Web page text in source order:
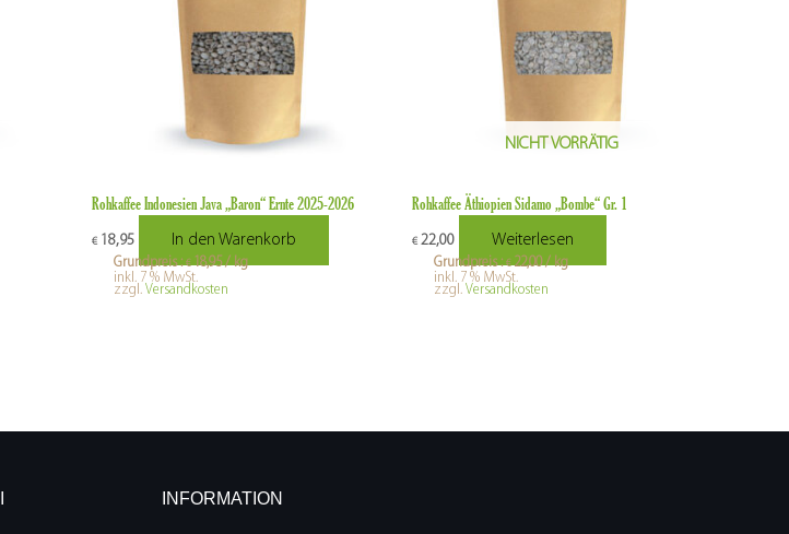
Rohkaffee Indonesien Java „Baron“ Ernte 2025-2026
€ 18,95 In den Warenkorb
Grundpreis : € 18,95/ kg
inkl. 7 % MwSt.
zzgl. Versandkosten
NICHT VORRÄTIG
Rohkaffee Äthiopien Sidamo „Bombe“ Gr. 1
€ 22,00 Weiterlesen
Grundpreis : € 22,00/ kg
inkl. 7 % MwSt.
zzgl. Versandkosten
INFORMATION